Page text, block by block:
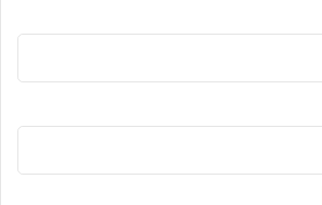
نمایش‌ها در کشور